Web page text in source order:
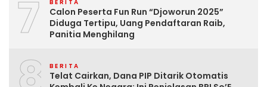
7 BERITA
Calon Peserta Fun Run “Djoworun 2025”
Diduga Tertipu, Uang Pendaftaran Raib,
Panitia Menghilang
BERITA
Telat Cairkan, Dana PIP Ditarik Otomatis